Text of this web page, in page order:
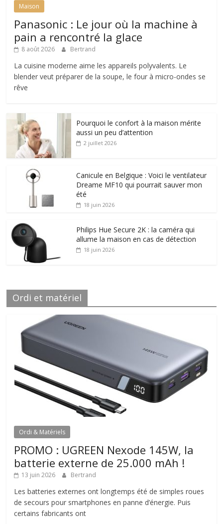
Maison
Panasonic : Le jour où la machine à
pain a rencontré la glace
8 août 2026 Bertrand
La cuisine moderne aime les appareils polyvalents. Le
blender veut préparer de la soupe, le four à micro-ondes se
rêve
Pourquoi le confort à la maison mérite
aussi un peu d’attention
2 juillet 2026
Canicule en Belgique : Voici le ventilateur
Dreame MF10 qui pourrait sauver mon
été
18 juin 2026
Philips Hue Secure 2K : la caméra qui
allume la maison en cas de détection
18 juin 2026
Ordi et matériel
Ordi & Matériels
PROMO : UGREEN Nexode 145W, la
batterie externe de 25.000 mAh !
13 juin 2026 Bertrand
Les batteries externes ont longtemps été de simples roues
de secours pour smartphones en panne d’énergie. Puis
certains fabricants ont